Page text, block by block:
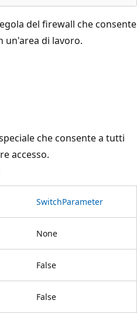
del firewall che consente
un'area di lavoro.
che consente a tutti
accesso.
SwitchParameter
None
False
False